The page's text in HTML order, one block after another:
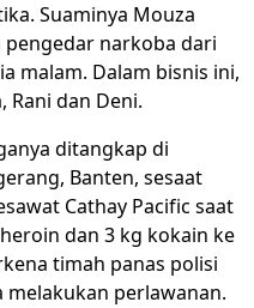
Suaminya Mouza
narkoba dari
malam. Dalam bisnis ini,
Rani dan Deni.
ditangkap di
Banten, sesaat
Cathay Pacific saat
dan 3 kg kokain ke
timah panas polisi
perlawanan.